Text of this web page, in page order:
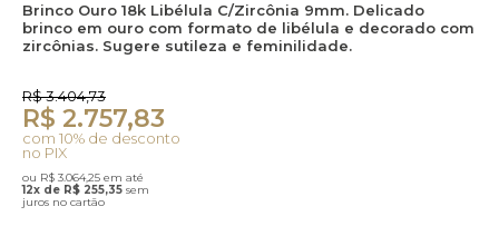
Brinco Ouro 18k Libélula C/Zircônia 9mm. Delicado
brinco em ouro com formato de libélula e decorado com
zircônias. Sugere sutileza e feminilidade.
R$ 3.404,73
R$ 2.757,83
com 10% de desconto
no PIX
ou R$ 3.064,25 em até
12x de R$ 255,35 sem
juros no cartão